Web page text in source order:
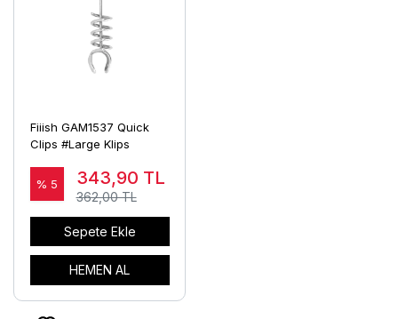
Fiiish GAM1537 Quick
Clips #Large Klips
% 5 343,90 TL
362,00 TL
Sepete Ekle
HEMEN AL